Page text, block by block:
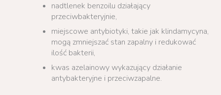
nadtlenek benzoilu działający
przeciwbakteryjnie,
miejscowe antybiotyki, takie jak klindamycyna,
mogą zmniejszać stan zapalny i redukować
ilość bakterii,
kwas azelainowy wykazujący działanie
antybakteryjne i przeciwzapalne.